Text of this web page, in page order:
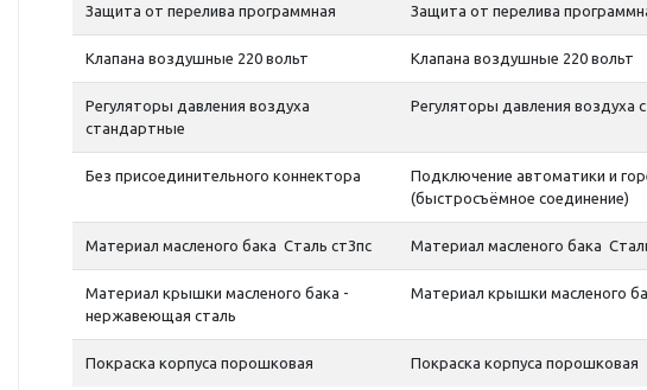
Защита от перелива программная Защита от перелива
Клапана воздушные 220 вольт Клапана воздушные 220 вольт
Регуляторы давления воздуха
стандартные
Регуляторы давления воздуха
Без присоединительного коннектора
Подключение автоматики и
(быстросъёмное соединение)
Материал масленого бака Сталь ст3пс Материал масленого бака
Материал крышки масленого бака -
нержавеющая сталь
Материал крышки масленого
Покраска корпуса порошковая Покраска корпуса порошковая